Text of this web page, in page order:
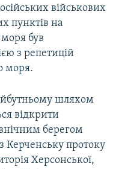
військових
пунктів на
моря був
з репетицій
моря.
шляхом
відкрити
берегом
Керченську протоку
Херсонської,